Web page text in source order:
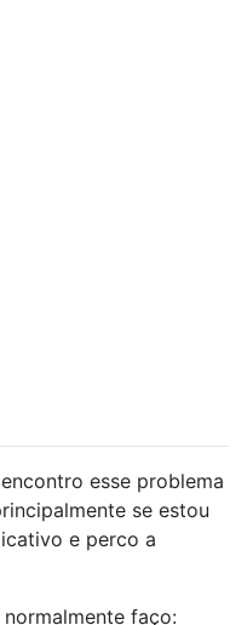
esse problema
se estou
e perco a
faço: